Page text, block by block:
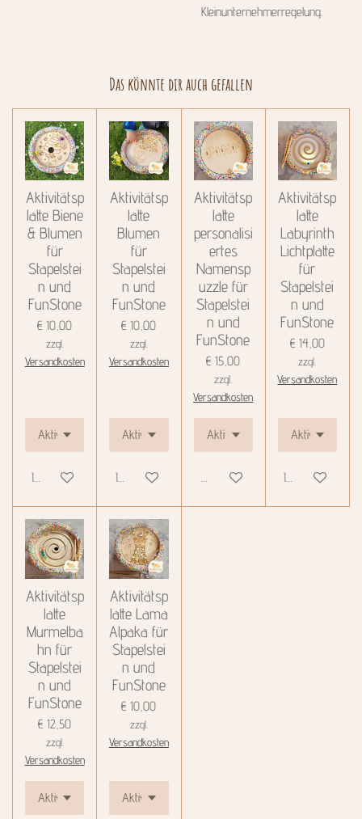
Kleinunternehmerregelung.
Das könnte dir auch gefallen
Aktivitätsp
latte Biene
& Blumen
für
Stapelstei
n und
FunStone
€ 10,00
zzgl.
Versandkosten
In den Warenkorb
Aktivitätsp
latte
Blumen
für
Stapelstei
n und
FunStone
€ 10,00
zzgl.
Versandkosten
In den Warenkorb
Aktivitätsp
latte
personalisi
ertes
Namensp
uzzle für
Stapelstei
n und
FunStone
€ 15,00
zzgl.
Versandkosten
Details anzeigen
Aktivitätsp
latte
Labyrinth
Lichtplatte
für
Stapelstei
n und
FunStone
€ 14,00
zzgl.
Versandkosten
In den
Aktivitätsp
latte
Murmelba
hn für
Stapelstei
n und
FunStone
€ 12,50
zzgl.
Versandkosten
Aktivitätsp
latte Lama
Alpaka für
Stapelstei
n und
FunStone
€ 10,00
zzgl.
Versandkosten